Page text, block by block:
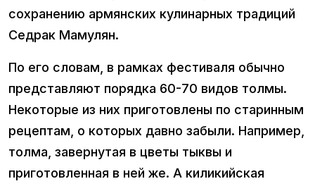
сохранению армянских кулинарных традиций
Седрак Мамулян.
По его словам, в рамках фестиваля обычно
представляют порядка 60-70 видов толмы.
Некоторые из них приготовлены по старинным
рецептам, о которых давно забыли. Например,
толма, завернутая в цветы тыквы и
приготовленная в ней же. А киликийская